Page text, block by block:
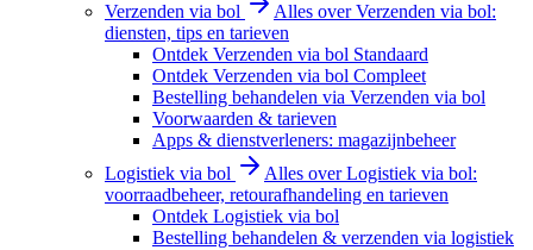
Verzenden via bol
Alles over Verzenden via bol:
diensten, tips en tarieven
Ontdek Verzenden via bol Standaard
Ontdek Verzenden via bol Compleet
Bestelling behandelen via Verzenden via bol
Voorwaarden & tarieven
Apps & dienstverleners: magazijnbeheer
Logistiek via bol
Alles over Logistiek via bol:
voorraadbeheer, retourafhandeling en tarieven
Ontdek Logistiek via bol
Bestelling behandelen & verzenden via logistiek